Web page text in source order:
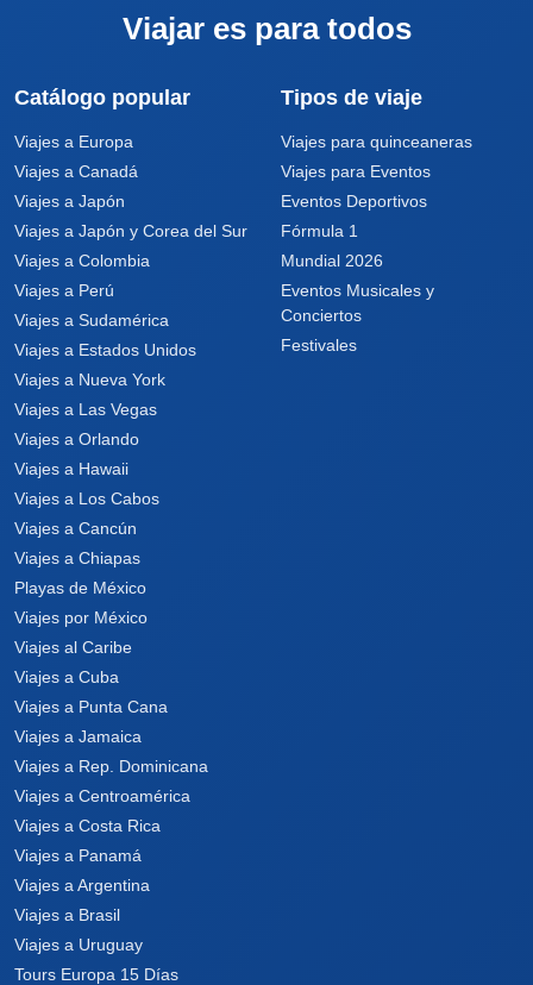
Viajar es para todos
Catálogo popular
Viajes a Europa
Viajes a Canadá
Viajes a Japón
Viajes a Japón y Corea del Sur
Viajes a Colombia
Viajes a Perú
Viajes a Sudamérica
Viajes a Estados Unidos
Viajes a Nueva York
Viajes a Las Vegas
Viajes a Orlando
Viajes a Hawaii
Viajes a Los Cabos
Viajes a Cancún
Viajes a Chiapas
Playas de México
Viajes por México
Viajes al Caribe
Viajes a Cuba
Viajes a Punta Cana
Viajes a Jamaica
Viajes a Rep. Dominicana
Viajes a Centroamérica
Viajes a Costa Rica
Viajes a Panamá
Viajes a Argentina
Viajes a Brasil
Viajes a Uruguay
Tours Europa 15 Días
Tipos de viaje
Viajes para quinceaneras
Viajes para Eventos
Eventos Deportivos
Fórmula 1
Mundial 2026
Eventos Musicales y
Conciertos
Festivales